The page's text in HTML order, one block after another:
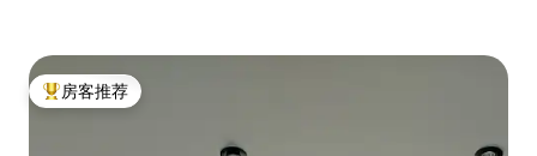
热门「房客推荐」
房客推荐